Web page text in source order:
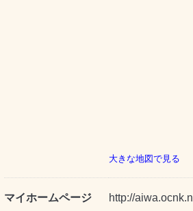
大きな地図で見る
マイホームページ http://